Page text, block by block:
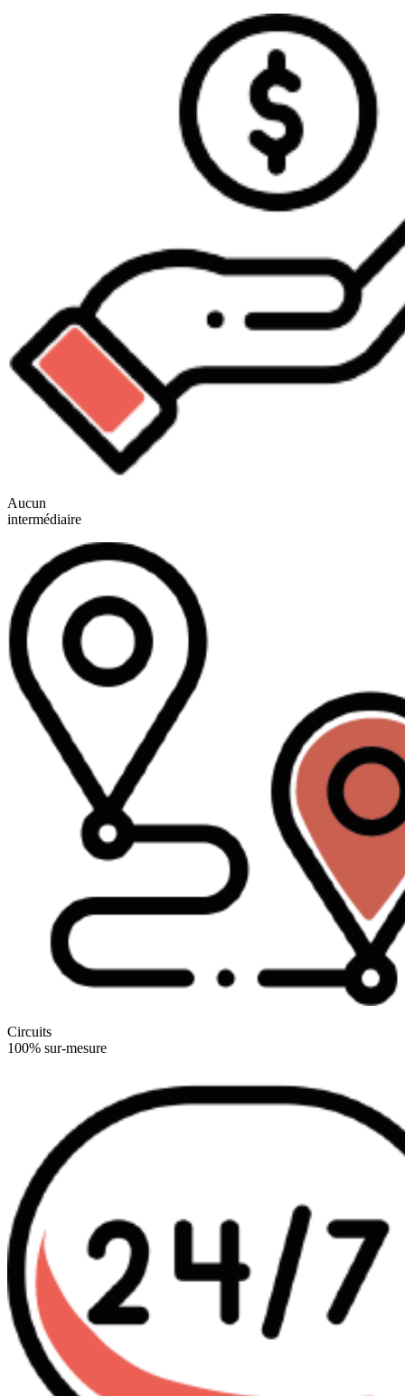
Aucun
intermédiaire
Circuits
100% sur-mesure